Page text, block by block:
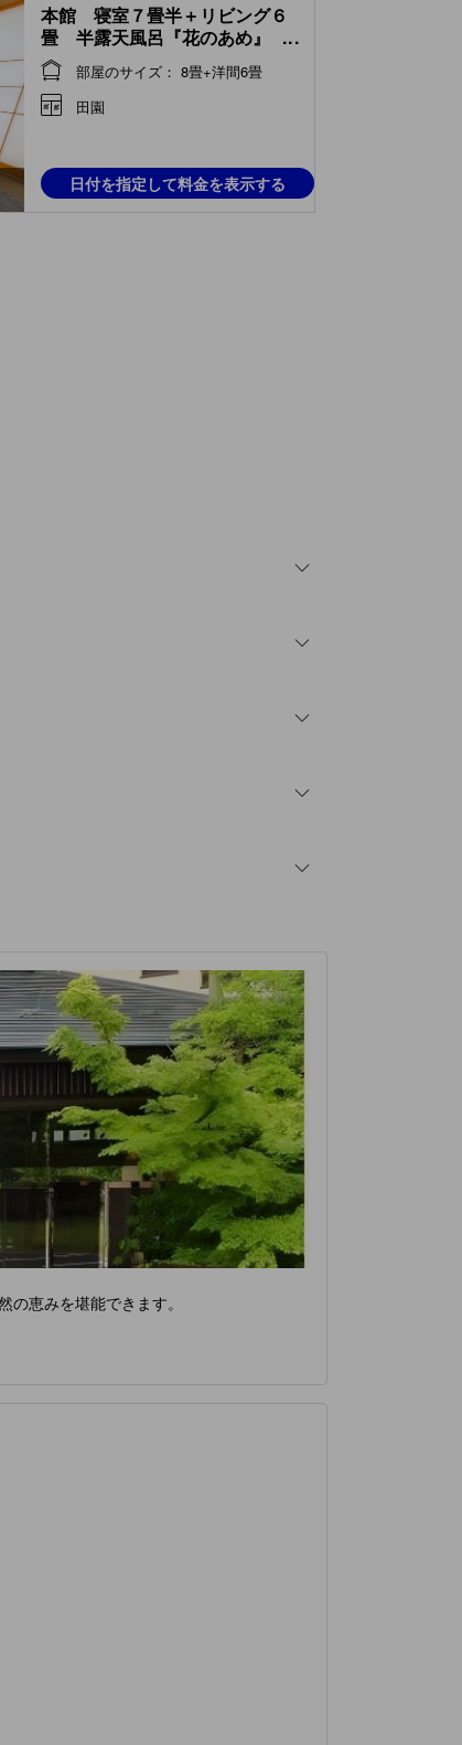
本館 寝室７畳半＋リビング６
畳 半露天風呂『花のあめ』
(Room with Semi Open-air
Bath (Bedroom (Tatami) +
Living Room, Hana no Ame
...
部屋のサイズ： 8畳+洋間6畳
田園
日付を指定して料金を表示する
恵みを堪能できます。